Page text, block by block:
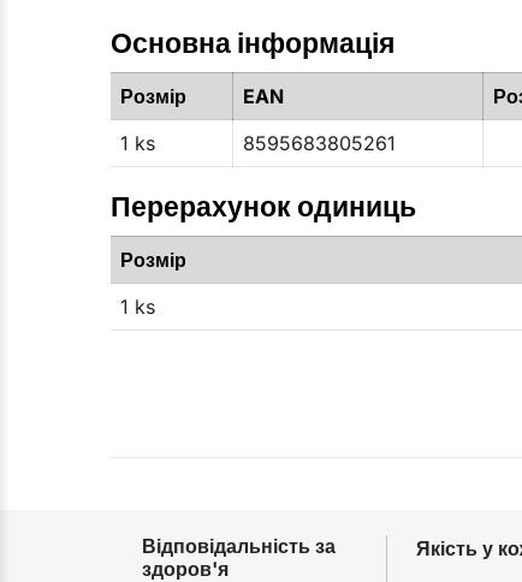
Основна інформація
Розмір EAN
1 ks
8595683805261
Перерахунок одиниць
Розмір
1 ks
Відповідальність за
здоров'я
Якість у